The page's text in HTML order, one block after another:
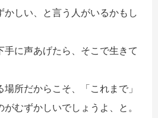
しい、と言う人がいるかもし
手に声あげたら、そこで生きて
所だからこそ、「これまで」
むずかしいでしょうよ、と。